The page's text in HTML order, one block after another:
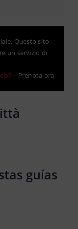
Questo sito
un servizio di
– Prenota ora
guías